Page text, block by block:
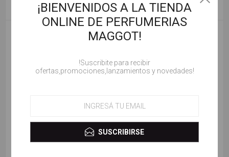
CONTACTENOS
¡BIENVENIDOS A LA TIENDA
ONLINE DE PERFUMERIAS
MAGGOT!
!Suscribite para recibir
ofertas,promociones,lanzamientos y novedades!
SUSCRIBIRSE